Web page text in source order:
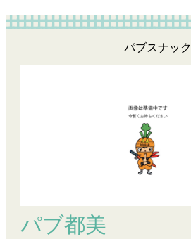
パブスナック
パブ都美